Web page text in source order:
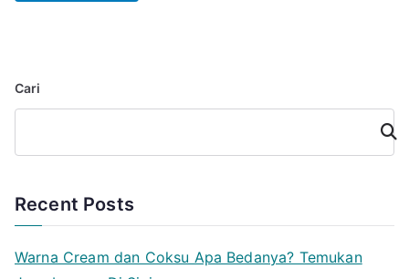
Cari
Cari
Recent Posts
Warna Cream dan Coksu Apa Bedanya? Temukan